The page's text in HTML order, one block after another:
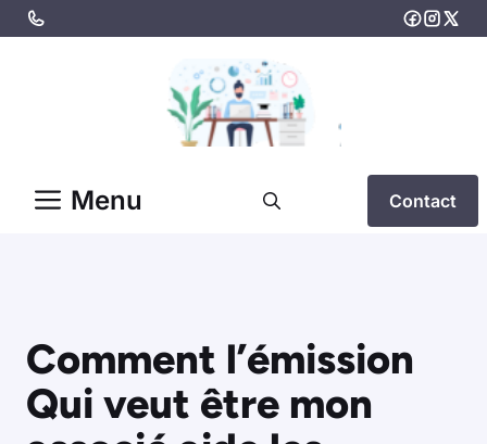
Aller
au
Menu Contact
Comment l’émission
Qui veut être mon